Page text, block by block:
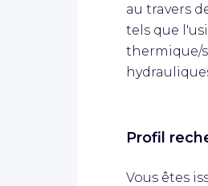
au travers
tels que
thermique/
Profil
Vous êtes